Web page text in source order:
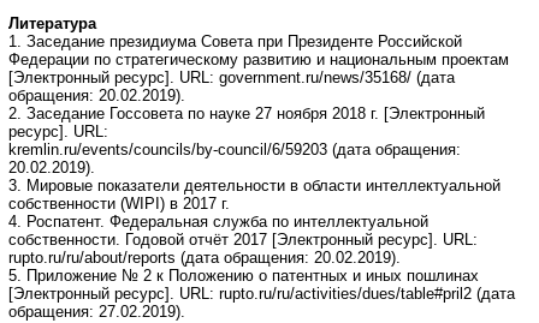
Литература
1. Заседание президиума Совета при Президенте Российской
Федерации по стратегическому развитию и национальным проектам
[Электронный ресурс]. URL: government.ru/news/35168/ (дата
обращения: 20.02.2019).
2. Заседание Госсовета по науке 27 ноября 2018 г. [Электронный
ресурс]. URL:
kremlin.ru/events/councils/by-council/6/59203 (дата обращения:
20.02.2019).
3. Мировые показатели деятельности в области интеллектуальной
собственности (WIPI) в 2017 г.
4. Роспатент. Федеральная служба по интеллектуальной
собственности. Годовой отчёт 2017 [Электронный ресурс]. URL:
rupto.ru/ru/about/reports (дата обращения: 20.02.2019).
5. Приложение № 2 к Положению о патентных и иных пошлинах
[Электронный ресурс]. URL: rupto.ru/ru/activities/dues/table#pril2 (дата
обращения: 27.02.2019).